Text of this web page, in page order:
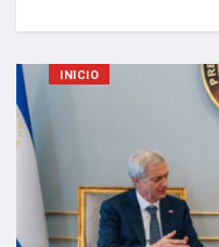
INICIO